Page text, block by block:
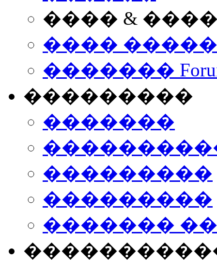
���� &
����
�������
���������
�������
���������
���������
�������